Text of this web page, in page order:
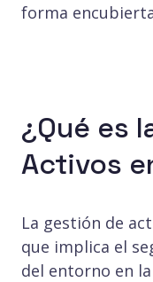
forma
¿Qué es
Activos
La gestión de
que implica el
del entorno en